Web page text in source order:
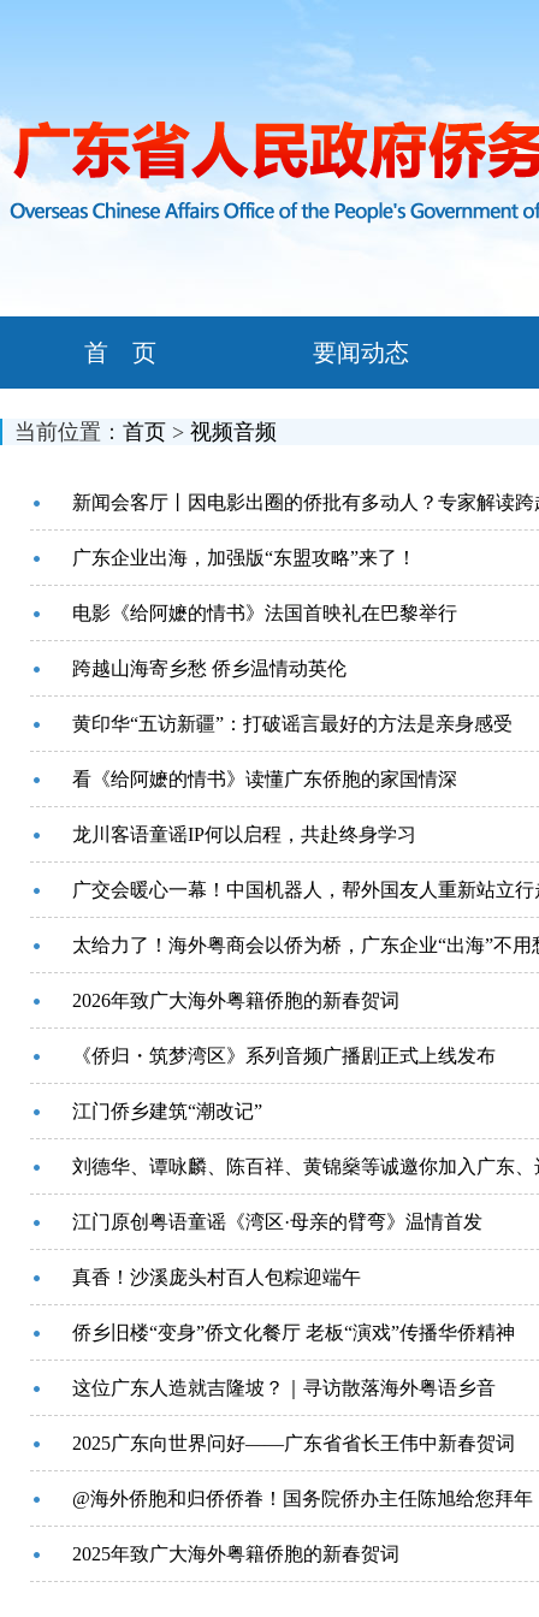
首 页 要闻动态
当前位置： 首页 > 视频音频
新闻会客厅丨因电影出圈的侨批有多动人？专家解读
广东企业出海，加强版“东盟攻略”来了！
电影《给阿嬷的情书》法国首映礼在巴黎举行
跨越山海寄乡愁 侨乡温情动英伦
黄印华“五访新疆”：打破谣言最好的方法是亲身感受
看《给阿嬷的情书》读懂广东侨胞的家国情深
龙川客语童谣IP何以启程，共赴终身学习
广交会暖心一幕！中国机器人，帮外国友人重新站立行
太给力了！海外粤商会以侨为桥，广东企业“出海”不用
2026年致广大海外粤籍侨胞的新春贺词
《侨归・筑梦湾区》系列音频广播剧正式上线发布
江门侨乡建筑“潮改记”
刘德华、谭咏麟、陈百祥、黄锦燊等诚邀你加入广东
江门原创粤语童谣《湾区·母亲的臂弯》温情首发
真香！沙溪庞头村百人包粽迎端午
侨乡旧楼“变身”侨文化餐厅 老板“演戏”传播华侨精神
这位广东人造就吉隆坡？｜寻访散落海外粤语乡音
2025广东向世界问好——广东省省长王伟中新春贺词
@海外侨胞和归侨侨眷！国务院侨办主任陈旭给您拜年
2025年致广大海外粤籍侨胞的新春贺词